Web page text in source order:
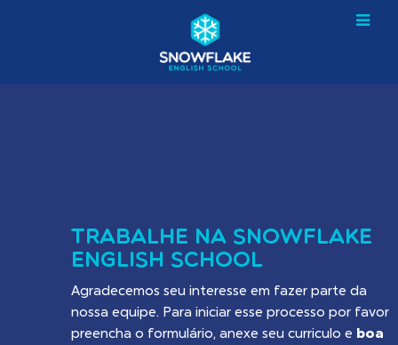
TRABALHE NA SNOWFLAKE
ENGLISH SCHOOL
Agradecemos seu interesse em fazer parte da
nossa equipe. Para iniciar esse processo por favor
preencha o formulário, anexe seu curriculo e boa